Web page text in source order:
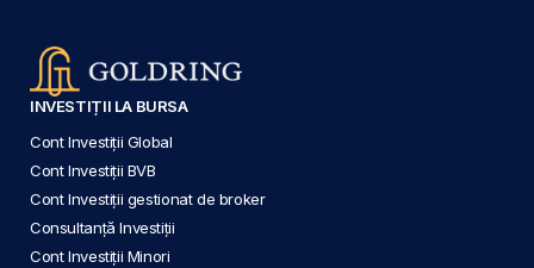
INVESTIȚII LA BURSA
Cont Investiții Global
Cont Investiții BVB
Cont Investiții gestionat de broker
Consultanță Investiții
Cont Investiții Minori